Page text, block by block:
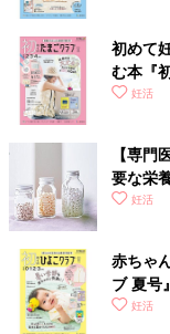
初めて
む本『
妊活
【専
要な栄
妊活
赤ちゃ
ブ 夏号
く！ お
妊活